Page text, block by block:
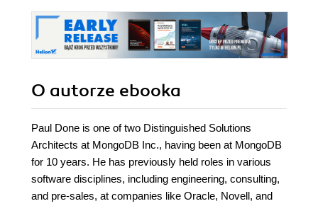
O autorze ebooka
Paul Done is one of two Distinguished Solutions
Architects at MongoDB Inc., having been at MongoDB
for 10 years. He has previously held roles in various
software disciplines, including engineering, consulting,
and pre-sales, at companies like Oracle, Novell, and